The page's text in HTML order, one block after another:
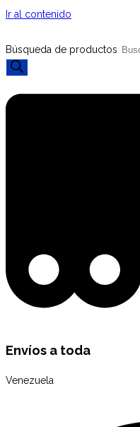
Ir al contenido
Búsqueda de productos
Envíos a toda
Venezuela